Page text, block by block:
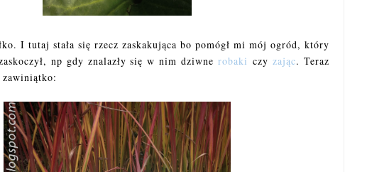
I tutaj stała się rzecz zaskakująca bo pomógł mi mój ogród, który
np gdy znalazły się w nim dziwnerobaki czyzając. Teraz